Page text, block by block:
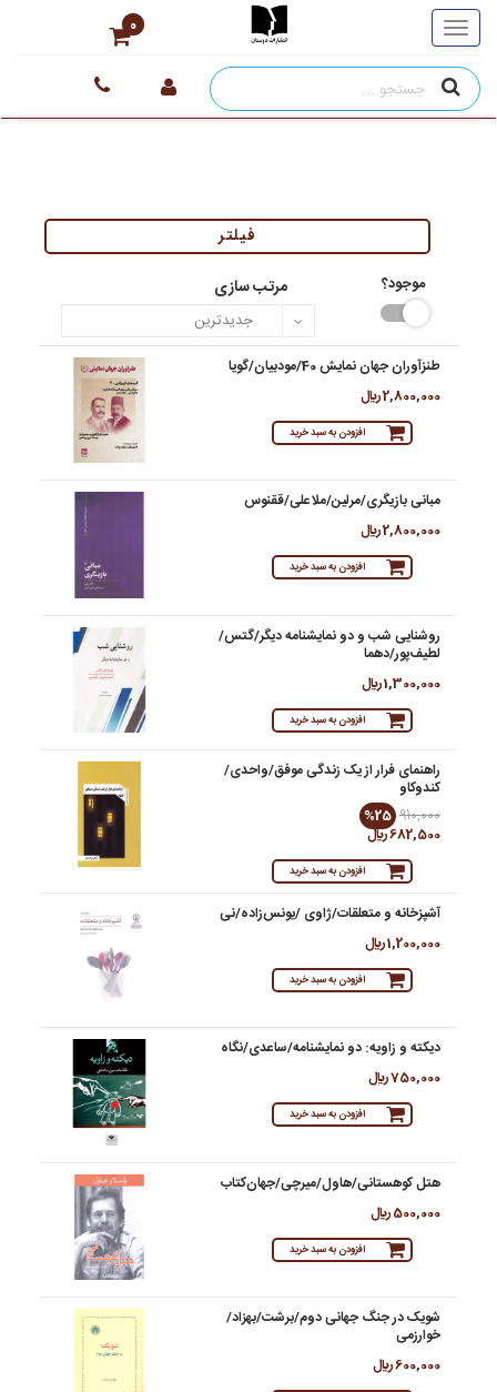
0
فیلتر
موجود؟ مرتب سازی
طنزآوران جهان نمایش 40/مودبیان/گویا
2,800,000 ريال
افزودن به سبد خرید
مبانی بازیگری/مرلین/ملاعلی/ققنوس
2,800,000 ريال
افزودن به سبد خرید
روشنایی شب و دو نمایشنامه دیگر/گتس/
لطیف‌پور/دهما
1,300,000 ريال
افزودن به سبد خرید
راهنمای فرار از یک زندگی موفق/واحدی/
کندوکاو
910,000
%25
682,500 ريال
افزودن به سبد خرید
آشپزخانه و متعلقات/ژاوی /یونس‌زاده/نی
1,200,000 ريال
افزودن به سبد خرید
دیکته و زاویه: دو نمایشنامه/ساعدی/نگاه
750,000 ريال
افزودن به سبد خرید
هتل کوهستانی/هاول/میرچی/جهان‌کتاب
500,000 ريال
افزودن به سبد خرید
شویک در جنگ جهانی دوم/برشت/بهزاد/
خوارزمی
600,000 ريال